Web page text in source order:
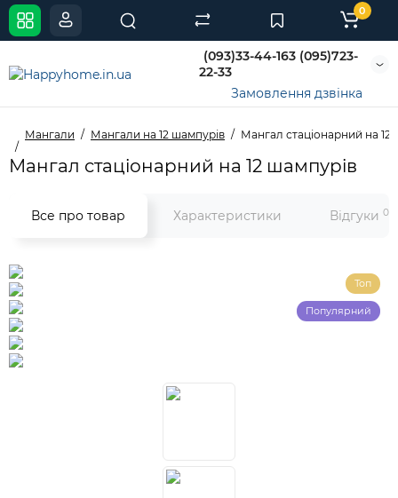
(093)33-44-163 (095)723-
22-33
Замовлення дзвінка
0
Мангали Мангали на 12 шампурів Мангал стаціонарний на 12
Мангал стаціонарний на 12 шампурів
Все про товар Характеристики Відгуки 0
Топ
Популярний